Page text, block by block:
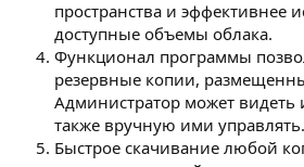
пространства и эффективнее
доступные объемы облака.
Функционал программы
резервные копии,
Администратор может видеть
также вручную ими управлять.
Быстрое скачивание любой